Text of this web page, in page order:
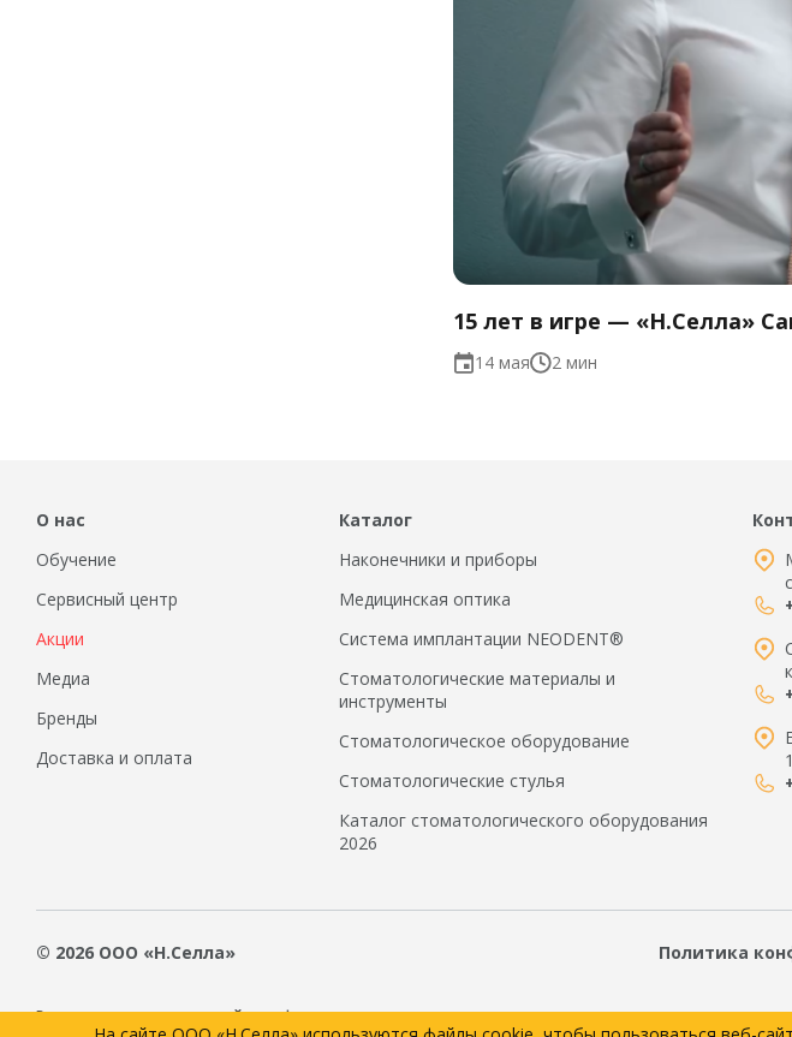
15 лет в игре — «Н.Селла»
14 мая 2 мин
О нас
Обучение
Сервисный центр
Акции
Медиа
Бренды
Доставка и оплата
Каталог
Наконечники и приборы
Медицинская оптика
Система имплантации NEODENT®
Стоматологические материалы и
инструменты
Стоматологическое оборудование
Стоматологические стулья
Каталог стоматологического оборудования
2026
© 2026 ООО «Н.Селла» Политика
Вся предоставленная на сайте информация, касающаяся стоимости товаров, технических